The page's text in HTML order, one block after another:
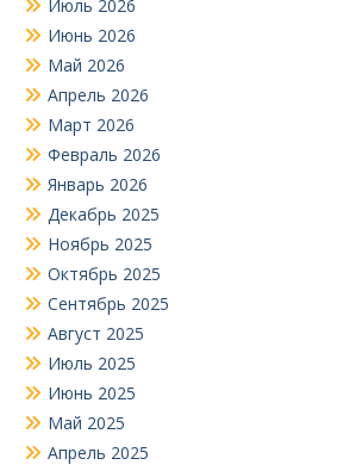
Июль 2026
Июнь 2026
Май 2026
Апрель 2026
Март 2026
Февраль 2026
Январь 2026
Декабрь 2025
Ноябрь 2025
Октябрь 2025
Сентябрь 2025
Август 2025
Июль 2025
Июнь 2025
Май 2025
Апрель 2025